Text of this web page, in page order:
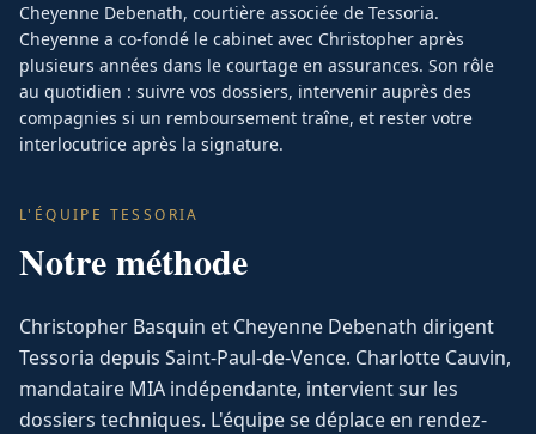
Cheyenne Debenath, courtière associée de Tessoria.
Cheyenne a co-fondé le cabinet avec Christopher après
plusieurs années dans le courtage en assurances. Son rôle
au quotidien : suivre vos dossiers, intervenir auprès des
compagnies si un remboursement traîne, et rester votre
interlocutrice après la signature.
L'ÉQUIPE TESSORIA
Notre méthode
Christopher Basquin et Cheyenne Debenath dirigent
Tessoria depuis Saint-Paul-de-Vence. Charlotte Cauvin,
mandataire MIA indépendante, intervient sur les
dossiers techniques. L'équipe se déplace en rendez-